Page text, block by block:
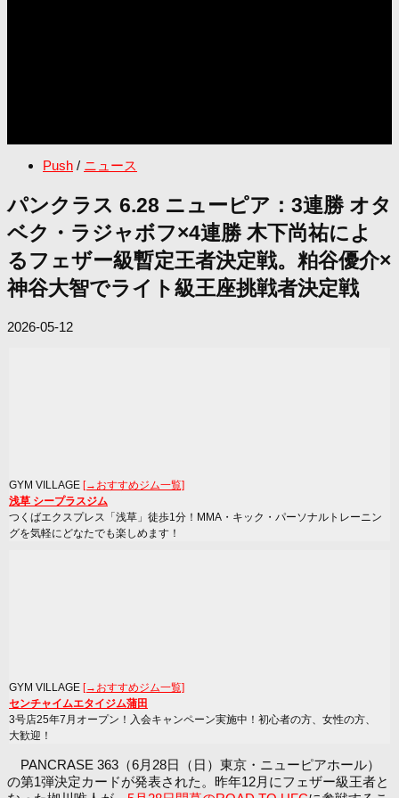
Push / ニュース
パンクラス 6.28 ニューピア：3連勝 オタ
ベク・ラジャボフ×4連勝 木下尚祐によ
るフェザー級暫定王者決定戦。粕谷優介×
神谷大智でライト級王座挑戦者決定戦
2026-05-12
GYM VILLAGE [→おすすめジム一覧]
浅草 シープラスジム
つくばエクスプレス「浅草」徒歩1分！MMA・キック・パーソナルトレーニン
グを気軽にどなたでも楽しめます！
GYM VILLAGE [→おすすめジム一覧]
センチャイムエタイジム蒲田
3号店25年7月オープン！入会キャンペーン実施中！初心者の方、女性の方、
大歓迎！
PANCRASE 363（6月28日（日）東京・ニューピアホール）
の第1弾決定カードが発表された。昨年12月にフェザー級王者と